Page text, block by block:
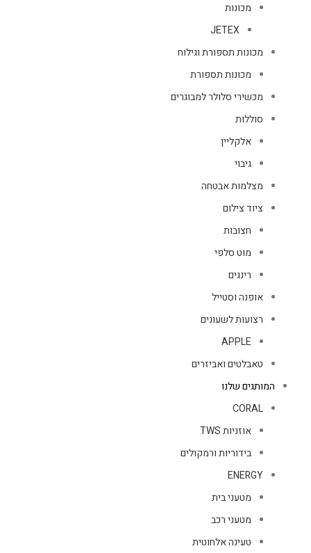
מכונות
JETEX
מכונות תספורת וגילוח
מכונות תספורת
מכשירי סלולר למבוגרים
סוללות
אלקליין
גיבוי
מצלמות אבטחה
ציוד צילום
חצובות
מוט סלפי
רינגים
אופנה וסטייל
רצועות לשעונים
APPLE
טאבלטים ואביזרים
המותגים שלנו
CORAL
אוזניות TWS
בידוריות ורמקולים
ENERGY
מטעני בית
מטעני רכב
טעינה אלחוטית